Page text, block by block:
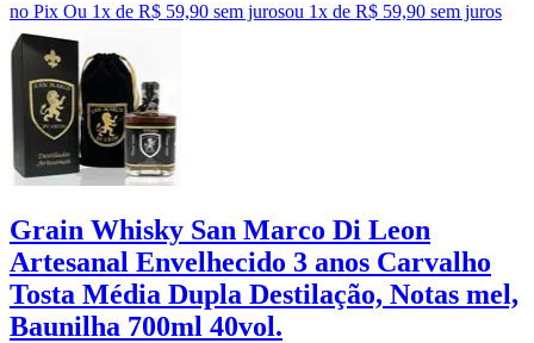
no Pix Ou 1x de R$ 59,90 sem jurosou 1x de R$ 59,90 sem juros
Grain Whisky San Marco Di Leon
Artesanal Envelhecido 3 anos Carvalho
Tosta Média Dupla Destilação, Notas mel,
Baunilha 700ml 40vol.